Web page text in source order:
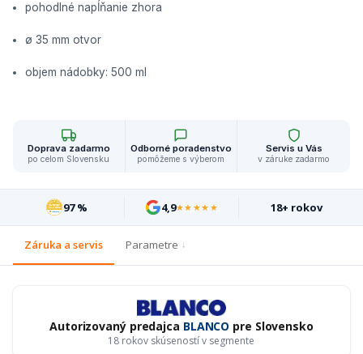
pohodlné napĺňanie zhora
ø 35 mm otvor
objem nádobky: 500 ml
Doprava zadarmo
po celom Slovensku
Odborné poradenstvo
pomôžeme s výberom
Servis u Vás
v záruke zadarmo
97 % 4,9★★★★★ 18+ rokov
Záruka a servis Parametre
Autorizovaný predajca BLANCO pre Slovensko
18 rokov skúseností v segmente